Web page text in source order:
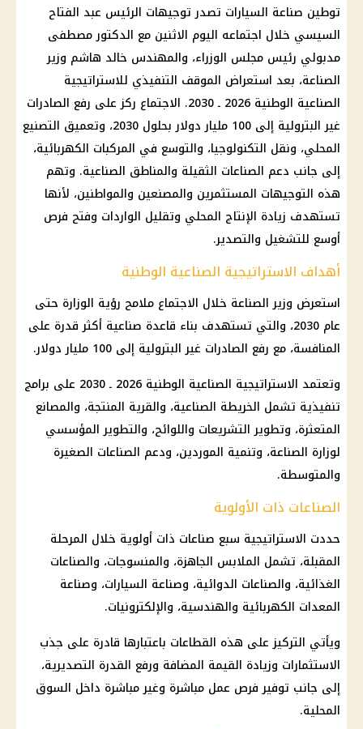
توطين صناعة السيارات تصدر توجيهات الرئيس عبد الفتاح
السيسي خلال اجتماعه اليوم الاثنين مع الدكتور مصطفى
مدبولي رئيس مجلس الوزراء، والمهندس خالد هاشم وزير
الصناعة، بعد استعراض الموقف التنفيذي للاستراتيجية
الصناعية الوطنية 2026 ـ 2030. الاجتماع ركز على رفع الصادرات
غير البترولية إلى 100 مليار دولار بحلول 2030، وتعميق التصنيع
المحلي، ونقل التكنولوجيا، والتوسع في المركبات الكهربائية،
إلى جانب دعم الصناعات الثقيلة والمناطق الصناعية. وتهم
هذه التوجيهات المستثمرين والمصنعين والمواطنين، لأنها
تستهدف زيادة الإنتاج المحلي وتقليل الواردات وفتح فرص
أوسع للتشغيل والتصدير.
أهداف الاستراتيجية الصناعية الوطنية
استعرض وزير الصناعة خلال الاجتماع ملامح رؤية الوزارة حتى
عام 2030، والتي تستهدف بناء قاعدة صناعية أكثر قدرة على
المنافسة، مع رفع الصادرات غير البترولية إلى 100 مليار دولار.
وتعتمد الاستراتيجية الصناعية الوطنية 2026 ـ 2030 على برامج
تنفيذية تشمل الخريطة الصناعية، والقرية المنتجة، والمصانع
المتعثرة، وتطوير التشريعات واللوائح، والتطوير المؤسسي
لوزارة الصناعة، وتنمية الموردين، ودعم الصناعات الصغيرة
والمتوسطة.
الصناعات ذات الأولوية
حددت الاستراتيجية سبع صناعات ذات أولوية خلال المرحلة
المقبلة، تشمل الملابس الجاهزة، والمنسوجات، والصناعات
الغذائية، والصناعات الدوائية، وصناعة السيارات، وصناعة
المعدات الكهربائية والهندسية، والإلكترونيات.
ويأتي التركيز على هذه القطاعات باعتبارها قادرة على جذب
الاستثمارات وزيادة القيمة المضافة ورفع القدرة التصديرية،
إلى جانب توفير فرص عمل مباشرة وغير مباشرة داخل السوق
المحلية.